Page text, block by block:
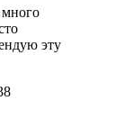
эту